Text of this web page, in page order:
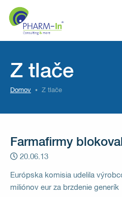
Z tlače
Domov Z tlače
Farmafirmy
20.06.13
Európska komisia udelila
miliónov eur za brzdenie generík